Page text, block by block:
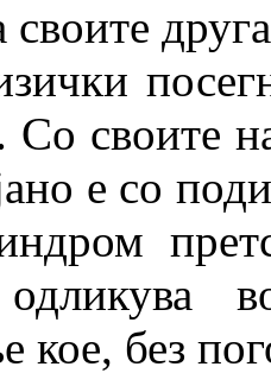
своите
Со своите
е со
кое, без